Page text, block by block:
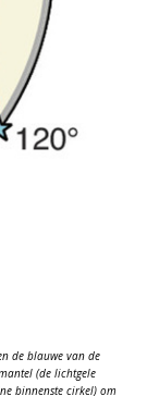
de blauwe van de
(de lichtgele
binnenste cirkel) om